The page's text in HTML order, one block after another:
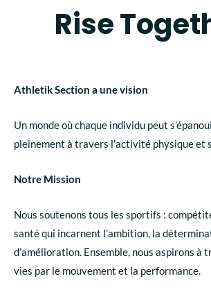
Rise
Athletik Section a une vision
Un monde où chaque individu peut
pleinement à travers l’activité physique et
Notre Mission
Nous soutenons tous les sportifs :
santé qui incarnent l’ambition, la
d’amélioration. Ensemble, nous aspirons à
vies par le mouvement et la performance.